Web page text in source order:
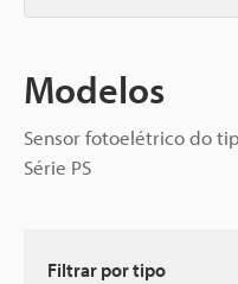
Modelos
Sensor fotoelétrico do
Série PS
Filtrar por tipo